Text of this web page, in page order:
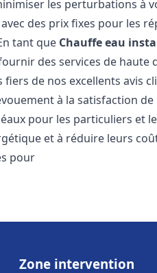
les perturbations à
des prix fixes pour les
tant que Chauffe eau
des services de haute
fiers de nos excellents avis
à la satisfaction
pour les particuliers et
et à réduire leurs
pour
Zone intervention